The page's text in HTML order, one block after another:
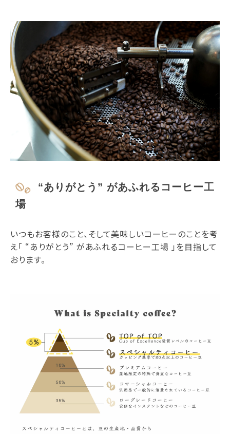
“ありがとう” があふれるコーヒー工
場
いつもお客様のこと、そして美味しいコーヒーのことを考
え「 “ありがとう” があふれるコーヒー工場 」を目指して
おります。